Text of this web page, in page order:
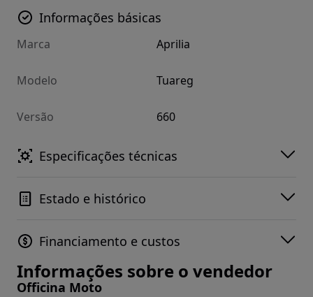
Informações básicas
Marca Aprilia
Modelo Tuareg
Versão 660
Especificações técnicas
Estado e histórico
Financiamento e custos
Informações sobre o vendedor
Officina Moto